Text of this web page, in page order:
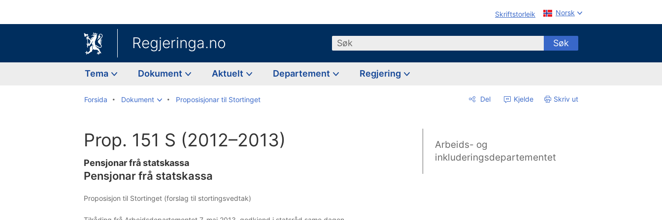
Skriftstorleik Norsk
Regjeringa.no Søk Søk
Tema Dokument Aktuelt Departement Regjering
Forsida Dokument Proposisjonar til Stortinget Del Kjelde Skriv ut
Prop. 151 S (2012–2013)
Pensjonar frå statskassa
Pensjonar frå statskassa
Proposisjon til Stortinget (forslag til stortingsvedtak)
Arbeids- og
inkluderingsdepartementet